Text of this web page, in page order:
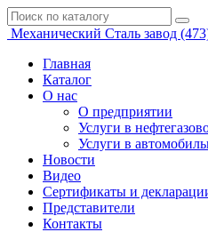
Механический Сталь завод
Главная
Каталог
О нас
О предприятии
Услуги в
Услуги в
Новости
Видео
Сертификаты и
Представители
Контакты